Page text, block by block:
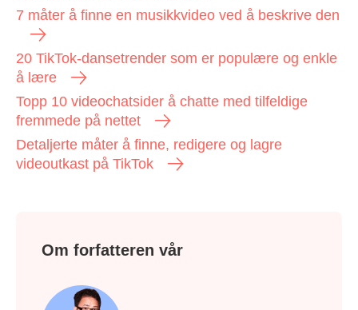
7 måter å finne en musikkvideo ved å beskrive den
20 TikTok-dansetrender som er populære og enkle
å lære
Topp 10 videochatsider å chatte med tilfeldige
fremmede på nettet
Detaljerte måter å finne, redigere og lagre
videoutkast på TikTok
Om forfatteren vår